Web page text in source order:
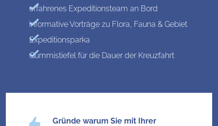
erfahrenes Expeditionsteam an Bord
informative Vorträge zu Flora, Fauna & Gebiet
Expeditionsparka
Gummistiefel für die Dauer der Kreuzfahrt
Gründe warum Sie mit Ihrer